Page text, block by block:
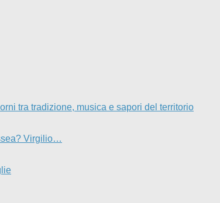
tra tradizione, musica e sapori del territorio
Virgilio…